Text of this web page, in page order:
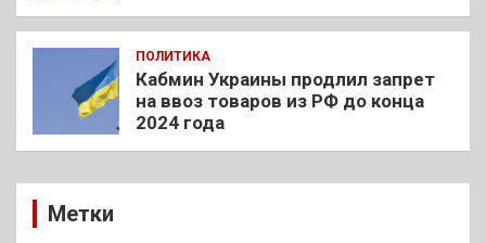
ПОЛИТИКА
Кабмин Украины продлил запрет
на ввоз товаров из РФ до конца
2024 года
Метки